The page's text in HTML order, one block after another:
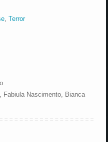
,Terror
Fabiula Nascimento, Bianca